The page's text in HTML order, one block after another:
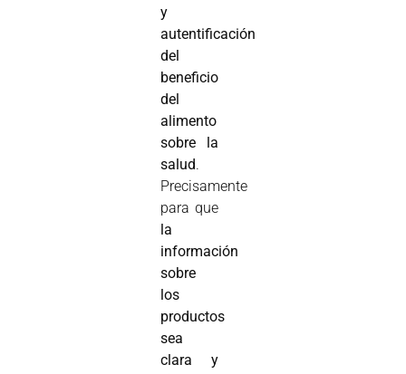
y
autentificación
del
beneficio
del
alimento
sobre la
salud.
Precisamente
para que
la
información
sobre
los
productos
sea
clara y